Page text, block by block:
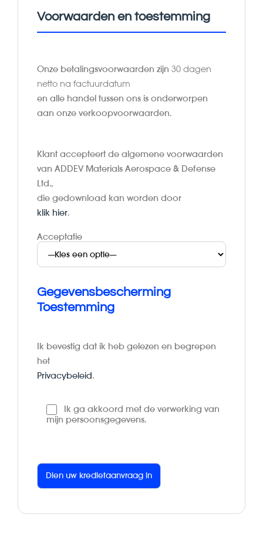
Voorwaarden en toestemming
Onze betalingsvoorwaarden zijn 30 dagen
netto na factuurdatum
en alle handel tussen ons is onderworpen
aan onze verkoopvoorwaarden.
Klant accepteert de algemene voorwaarden
van ADDEV Materials Aerospace & Defense
Ltd.,
die gedownload kan worden door
klik hier.
Acceptatie
Gegevensbescherming
Toestemming
Ik bevestig dat ik heb gelezen en begrepen
het
Privacybeleid.
Ik ga akkoord met de verwerking van
mijn persoonsgegevens.